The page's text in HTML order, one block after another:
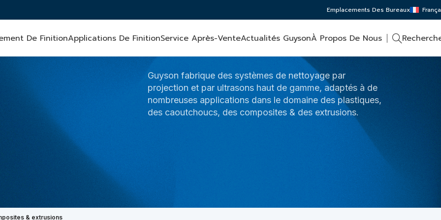
Emplacements Des Bureaux
De FinitionApplications De FinitionService Après-VenteActualités GuysonÀ Propos De Nous
Guyson fabrique des systèmes de nettoyage par
projection et par ultrasons haut de gamme, adaptés à de
nombreuses applications dans le domaine des plastiques,
des caoutchoucs, des composites & des extrusions.
& extrusions